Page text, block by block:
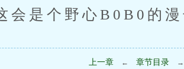
会是个野心B0B0的漫
上一章 ← 章节目录 →